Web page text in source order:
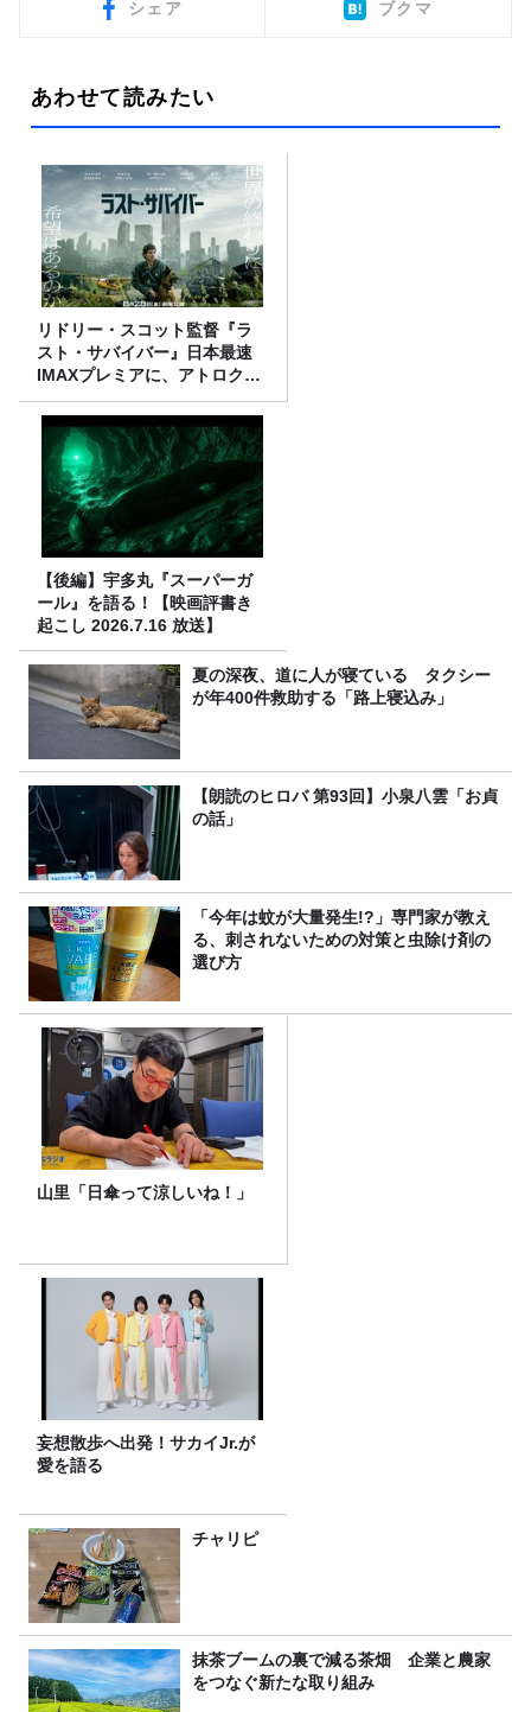
シェア ブクマ
あわせて読みたい
リドリー・スコット監督『ラ
スト・サバイバー』日本最速
IMAXプレミアに、アトロクリ
スナー60名をご招待！
【後編】宇多丸『スーパーガ
ール』を語る！【映画評書き
起こし 2026.7.16 放送】
夏の深夜、道に人が寝ている タクシー
が年400件救助する「路上寝込み」
【朗読のヒロバ 第93回】小泉八雲「お貞
の話」
「今年は蚊が大量発生!?」専門家が教え
る、刺されないための対策と虫除け剤の
選び方
山里「日傘って涼しいね！」
妄想散歩へ出発！サカイJr.が
愛を語る
チャリピ
抹茶ブームの裏で減る茶畑 企業と農家
をつなぐ新たな取り組み